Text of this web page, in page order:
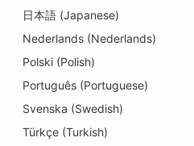
дългове
SEO оптимизация за
SEO за Delis
日本語 (Japanese)
Nederlands (Nederlands)
Polski (Polish)
Português (Portuguese)
Svenska (Swedish)
Türkçe (Turkish)